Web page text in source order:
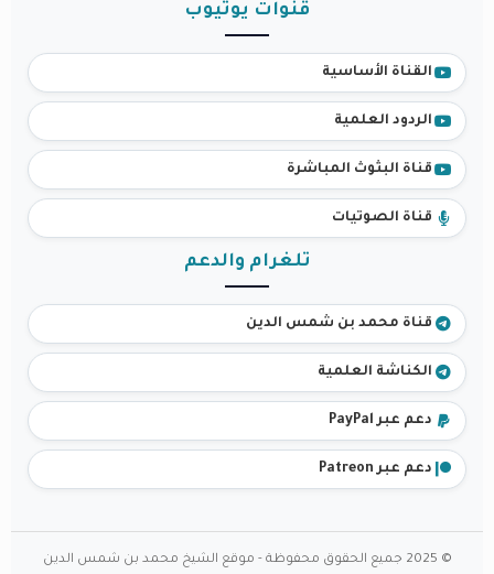
قنوات يوتيوب
القناة الأساسية
الردود العلمية
قناة البثوث المباشرة
قناة الصوتيات
تلغرام والدعم
قناة محمد بن شمس الدين
الكناشة العلمية
دعم عبر PayPal
دعم عبر Patreon
© 2025 جميع الحقوق محفوظة - موقع الشيخ محمد بن شمس الدين